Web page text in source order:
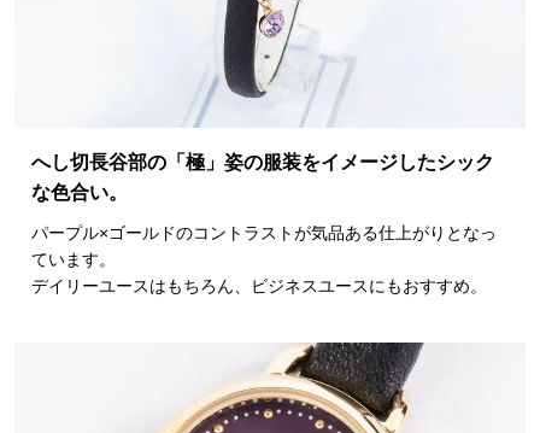
へし切長谷部の「極」姿の服装をイメージしたシック
な色合い。
パープル×ゴールドのコントラストが気品ある仕上がりとなっ
ています。
デイリーユースはもちろん、ビジネスユースにもおすすめ。